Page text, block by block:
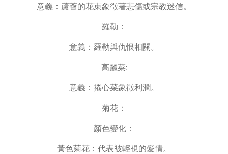
意義：蘆薈的花束象徵著悲傷或宗教迷信。
羅勒：
意義：羅勒與仇恨相關。
高麗菜:
意義：捲心菜象徵利潤。
菊花：
顏色變化：
黃色菊花：代表被輕視的愛情。